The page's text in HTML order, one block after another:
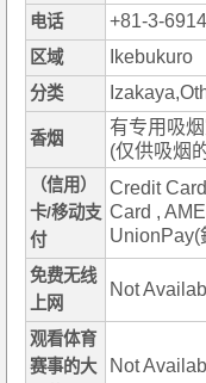
电话 +81-3-
区域 Ikebukuro
分类
香烟
有专用吸
(仅供吸烟
（信用）
卡/移动支
付
Credit
Card ,
UnionPay(
免费无线
上网
Not
观看体育
赛事的大
Not